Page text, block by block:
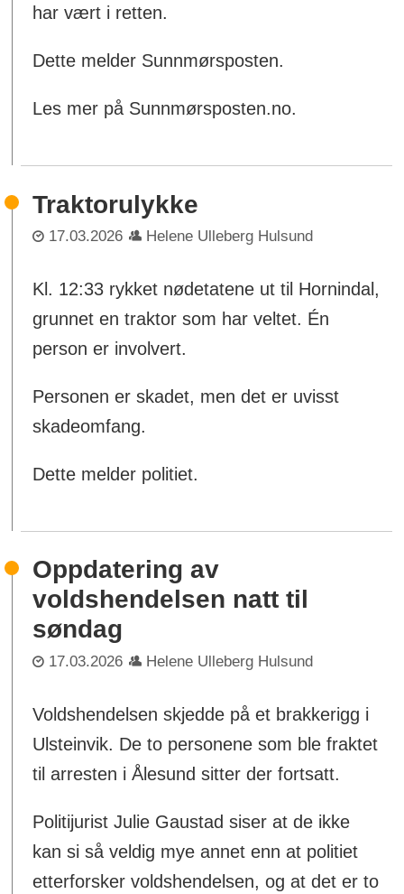
har vært i retten.
Dette melder Sunnmørsposten.
Les mer på Sunnmørsposten.no.
Traktorulykke
17.03.2026 Helene Ulleberg Hulsund
Kl. 12:33 rykket nødetatene ut til Hornindal,
grunnet en traktor som har veltet. Én
person er involvert.
Personen er skadet, men det er uvisst
skadeomfang.
Dette melder politiet.
Oppdatering av
voldshendelsen natt til
søndag
17.03.2026 Helene Ulleberg Hulsund
Voldshendelsen skjedde på et brakkerigg i
Ulsteinvik. De to personene som ble fraktet
til arresten i Ålesund sitter der fortsatt.
Politijurist Julie Gaustad siser at de ikke
kan si så veldig mye annet enn at politiet
etterforsker voldshendelsen, og at det er to